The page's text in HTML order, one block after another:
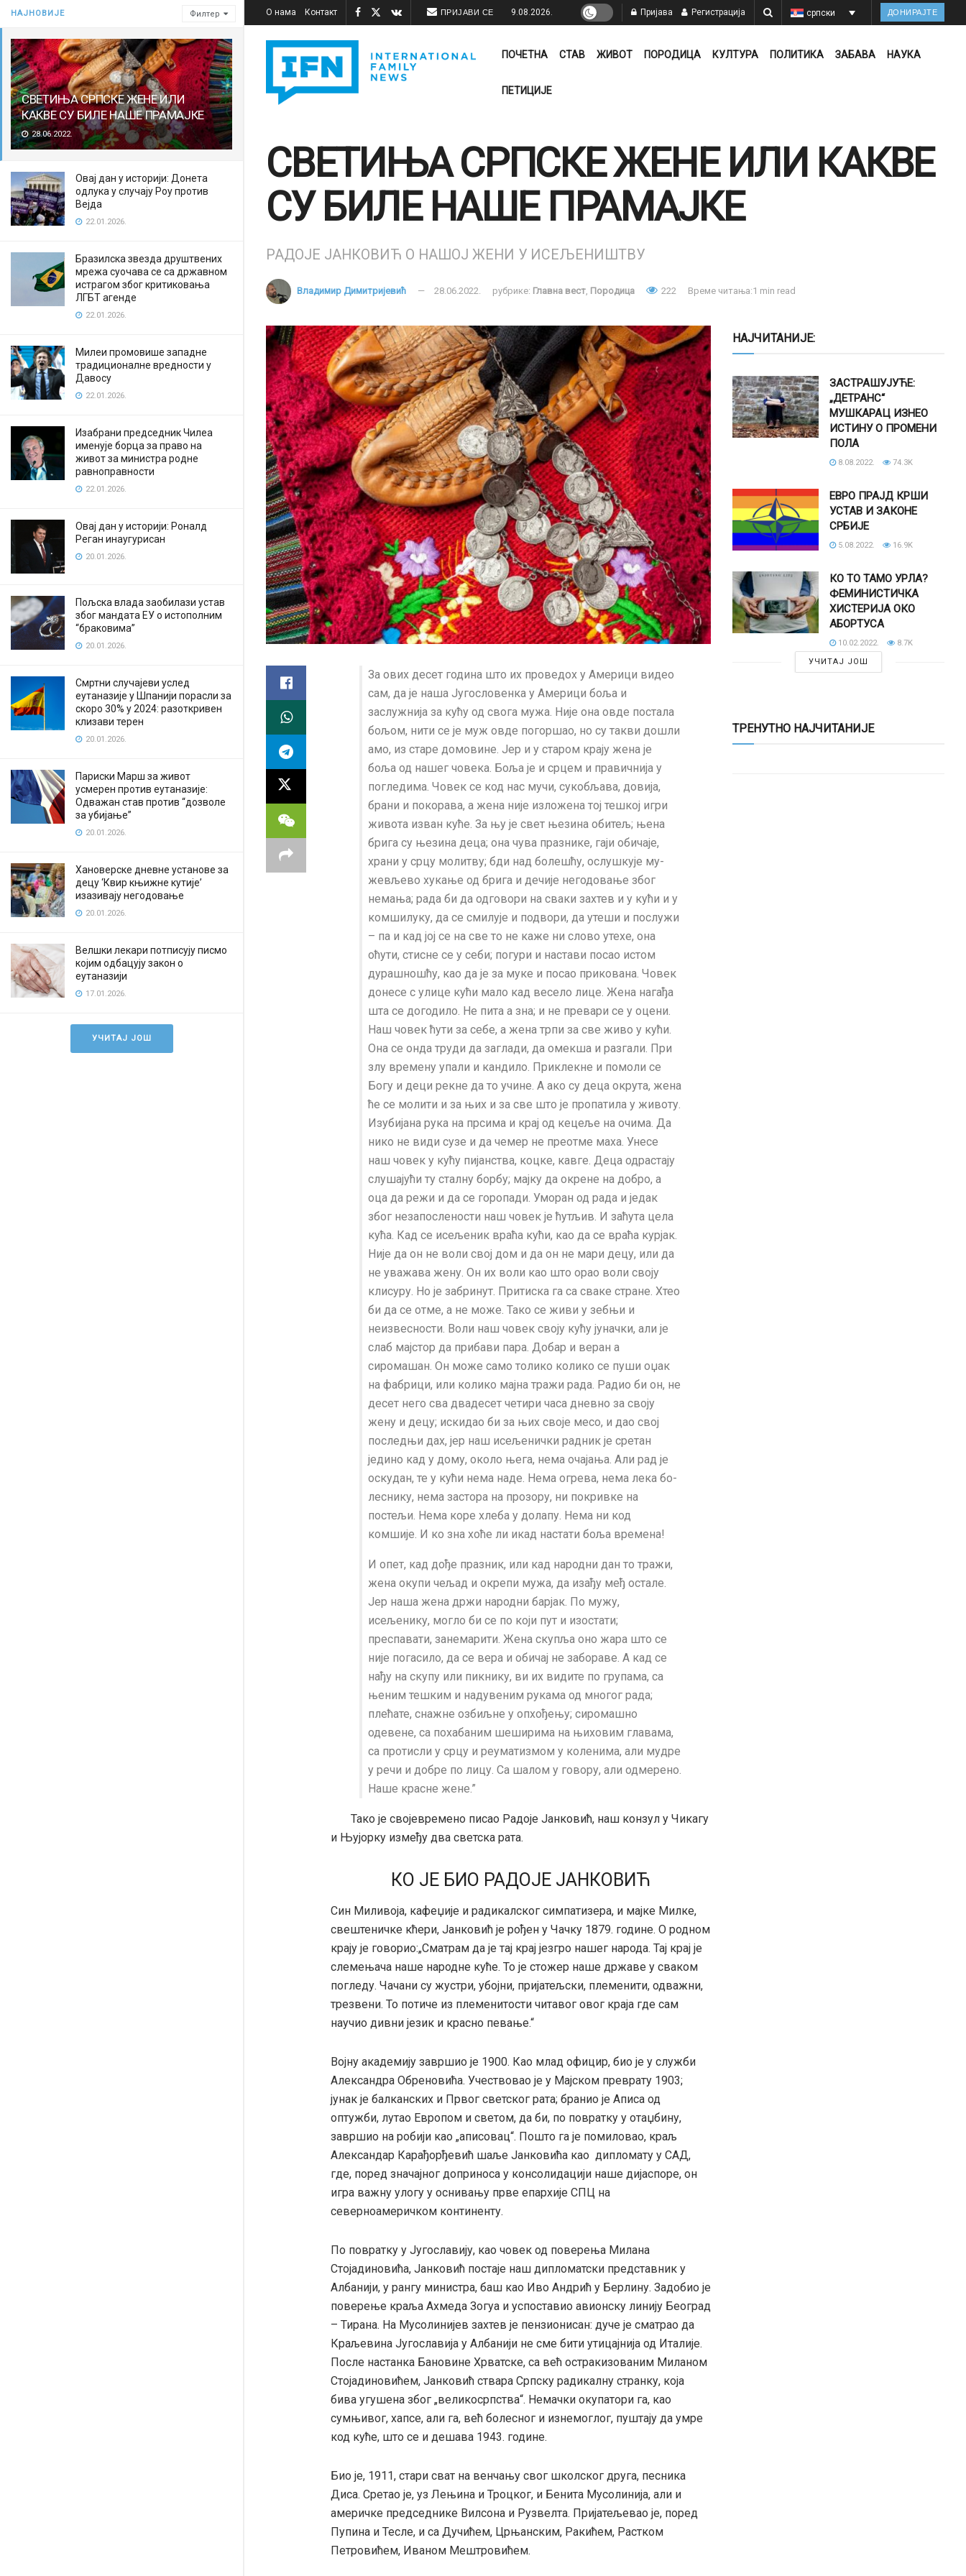
НАЈНОВИЈЕ Филтер
СВЕТИЊА СРПСКЕ ЖЕНЕ ИЛИ
КАКВЕ СУ БИЛЕ НАШЕ ПРАМАЈКЕ
28.06.2022.
Овај дан у историји: Донета
одлука у случају Роу против
Вејда
22.01.2026.
Бразилска звезда друштвених
мрежа суочава се са државном
истрагом због критиковања
ЛГБТ агенде
22.01.2026.
Милеи промовише западне
традиционалне вредности у
Давосу
22.01.2026.
Изабрани председник Чилеа
именује борца за право на
живот за министра родне
равноправности
22.01.2026.
Овај дан у историји: Роналд
Реган инаугурисан
20.01.2026.
Пољска влада заобилази устав
због мандата ЕУ о истополним
“браковима”
20.01.2026.
Смртни случајеви услед
еутаназије у Шпанији порасли за
скоро 30% у 2024: разоткривен
клизави терен
20.01.2026.
Париски Марш за живот
усмерен против еутаназије:
Одважан став против “дозволе
за убијање”
20.01.2026.
Хановерске дневне установе за
децу ‘Квир књижне кутије’
изазивају негодовање
20.01.2026.
Велшки лекари потписују писмо
којим одбацују закон о
еутаназији
17.01.2026.
УЧИТАЈ ЈОШ
О нама Контакт ПРИЈАВИ СЕ 9.08.2026. Пријава Регистрација српски ДОНИРАЈТЕ
ПОЧЕТНА СТАВ ЖИВОТ ПОРОДИЦА КУЛТУРА ПОЛИТИКА ЗАБАВА НАУКА
ПЕТИЦИЈЕ
СВЕТИЊА СРПСКЕ ЖЕНЕ ИЛИ КАКВЕ
СУ БИЛЕ НАШЕ ПРАМАЈКЕ
РАДОЈЕ ЈАНКОВИЋ О НАШОЈ ЖЕНИ У ИСЕЉЕНИШТВУ
Владимир Димитријевић 28.06.2022. рубрике: Главна вест, Породица 222 Време читања:1 min read
За ових десет година што их проведох у Америци видео
сам, да је наша Југословенка у Америци боља и
заслужнија за кућу од свога мужа. Није она овде постала
бољом, нити се је муж овде погоршао, но су такви дошли
амо, из старе домовине. Јер и у старом крају жена је
боља од нашег човека. Боља је и срцем и правичнија у
погледи­ма. Човек се код нас мучи, сукобљава, довија,
брани и покорава, а жена није изложена тој тешкој игри
живота изван куће. За њу је свет њезина обитељ; њена
брига су њезина деца; она чува празнике, гаји обичаје,
храни у срцу молитву; бди над болешћу, ослушкује му­
жевљево хукање од брига и дечије негодовање због
немања; рада би да одговори на сваки захтев и у кући и у
комшилуку, да се смилује и подвори, да утеши и послужи
– па и кад јој се на све то не каже ни слово утехе, она
оћути, стисне се у себи; погури и настави посао истом
дурашношћу, као да је за муке и посао прикована. Човек
донесе с улице кући мало кад весело лице. Жена нагађа
шта се догодило. Не пита а зна; и не превари се у оцени.
Наш човек ћути за себе, а жена трпи за све живо у кући.
Она се онда труди да заглади, да омекша и разгали. При
злу времену упали и кандило. Приклекне и помоли се
Богу и деци рекне да то учине. А ако су деца окрута, жена
ће се молити и за њих и за све што је пропатила у животу.
Изубијана рука на прсима и крај од кецеље на очима. Да
нико не види сузе и да чемер не преотме маха. Унесе
наш човек у кућу пијанства, коцке, кавге. Деца одрастају
слушајући ту сталну борбу; мајку да окрене на добро, а
оца да режи и да се горопади. Уморан од рада и једак
због незапослености наш човек је ћутљив. И заћута цела
кућа. Кад се исељеник враћа кући, као да се враћа курјак.
Није да он не воли свој дом и да он не мари децу, или да
не уважава жену. Он их воли као што орао воли своју
клисуру. Но је забринут. Притиска га са сваке стране. Хтео
би да се отме, а не може. Тако се живи у зебњи и
неизвесности. Воли наш човек своју кућу јуначки, али је
слаб мајстор да прибави пара. Добар и веран а
сиромашан. Он може само толико колико се пуши оџак
на фабрици, или колико мајна тражи рада. Радио би он, не
десет него сва двадесет четири часа дневно за своју
жену и децу; искидао би за њих своје месо, и дао свој
последњи дах, јер наш исељенички радник је сретан
једино кад у дому, около њега, нема очајања. Али рад је
оскудан, те у кући нема наде. Нема огрева, нема лека бо­
леснику, нема застора на прозору, ни покривке на
постељи. Нема коре хлеба у долапу. Нема ни код
комшије. И ко зна хоће ли икад настати боља времена!
И опет, кад дође празник, или кад народни дан то тражи,
жена окупи чељад и окрепи мужа, да изађу међ остале.
Јер наша жена држи народни барјак. По мужу,
исељенику, могло би се по који пут и изостати;
преспавати, занемарити. Жена скупља оно жара што се
није погасило, да се вера и обичај не забораве. А кад се
нађу на скупу или пикнику, ви их видите по групама, са
њеним тешким и надуве­ним рукама од многог рада;
плећате, снажне озбиљне у опхођењу; сиромашно
одевене, са похабаним шеширима на њиховим главама,
са протисли у срцу и реуматизмом у коленима, али мудре
у речи и добре по лицу. Са шалом у говору, али одмерено.
Наше красне жене.”
Тако је својевремено писао Радоје Јанковић, наш конзул у Чикагу
и Њујорку између два светска рата.
КО ЈЕ БИО РАДОЈЕ ЈАНКОВИЋ
Син Миливоја, кафеџије и радикалског симпатизера, и мајке Милке,
свештеничке кћери, Јанковић је рођен у Чачку 1879. године. О родном
крају је говорио:„Сматрам да је тај крај језгро нашег народа. Тај крај је
слемењача наше народне куће. То је стожер наше државе у сваком
погледу. Чачани су жустри, убојни, пријатељски, племенити, одважни,
трезвени. То потиче из племенитости читавог овог краја где сам
научио дивни језик и красно певање.“
Војну академију завршио је 1900. Као млад официр, био је у служби
Александра Обреновића. Учествовао је у Мајском преврату 1903;
јунак је балканских и Првог светског рата; бранио је Аписа од
оптужби, лутао Европом и светом, да би, по повратку у отаџбину,
завршио на робији као „аписовац“. Пошто га је помиловао, краљ
Александар Карађорђевић шаље Јанковића као дипломату у САД,
где, поред значајног доприноса у консолидацији наше дијаспоре, он
игра важну улогу у оснивању прве епархије СПЦ на
северноамеричком континенту.
По повратку у Југославију, као човек од поверења Милана
Стојадиновића, Јанковић постаје наш дипломатски представник у
Албанији, у рангу министра, баш као Иво Андрић у Берлину. Задобио је
поверење краља Ахмеда Зогуа и успоставио авионску линију Београд
– Тирана. На Мусолинијев захтев је пензионисан: дуче је сматрао да
Краљевина Југославија у Албанији не сме бити утицајнија од Италије.
После настанка Бановине Хрватске, са већ остракизованим Миланом
Стојадиновићем, Јанковић ствара Српску радикалну странку, која
бива угушена због „великосрпства“. Немачки окупатори га, као
сумњивог, хапсе, али га, већ болесног и изнемоглог, пуштају да умре
код куће, што се и дешава 1943. године.
Био је, 1911, стари сват на венчању свог школског друга, песника
Диса. Сретао је, уз Лењина и Троцког, и Бенита Мусолинија, али и
америчке председнике Вилсона и Рузвелта. Пријатељевао је, поред
Пупина и Тесле, и са Дучићем, Црњанским, Ракићем, Растком
Петровићем, Иваном Мештровићем.
НАЈЧИТАНИЈЕ:
ЗАСТРАШУЈУЋЕ:
„ДЕТРАНС“
МУШКАРАЦ ИЗНЕО
ИСТИНУ О ПРОМЕНИ
ПОЛА
8.08.2022. 74.3K
ЕВРО ПРАЈД КРШИ
УСТАВ И ЗАКОНЕ
СРБИЈЕ
5.08.2022. 16.9K
КО ТО ТАМО УРЛА?
ФЕМИНИСТИЧКА
ХИСТЕРИЈА ОКО
АБОРТУСА
10.02.2022.
8.7K
УЧИТАЈ ЈОШ
ТРЕНУТНО НАЈЧИТАНИЈЕ